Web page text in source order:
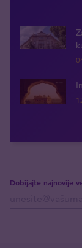
Dobijajte najnovije